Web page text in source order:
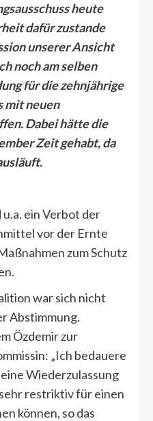
heute
dafür zustande
unserer Ansicht
noch am selben
für die zehnjährige
mit neuen
Dabei hätte die
Zeit gehabt, da
u.a. ein Verbot der
vor der Ernte
zum Schutz
war sich nicht
Abstimmung.
Özdemir zur
„Ich bedauere
Wiederzulassung
restriktiv für einen
können, so das